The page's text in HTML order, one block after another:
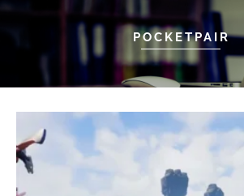
POCKETPAIR